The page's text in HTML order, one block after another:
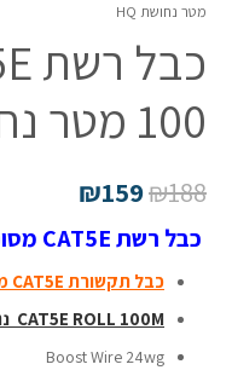
מטר נחושת HQ
100 מטר נחושת HQ
₪188
₪159
כבל רשת CAT5E מסוכך 100 מטר נחושת HQ
כבל תקשורת CAT5E מסוכך איכותי FTP להשחלה בקיר
CAT5E ROLL 100M נחושת איכותי FTP
Boost Wire 24wg